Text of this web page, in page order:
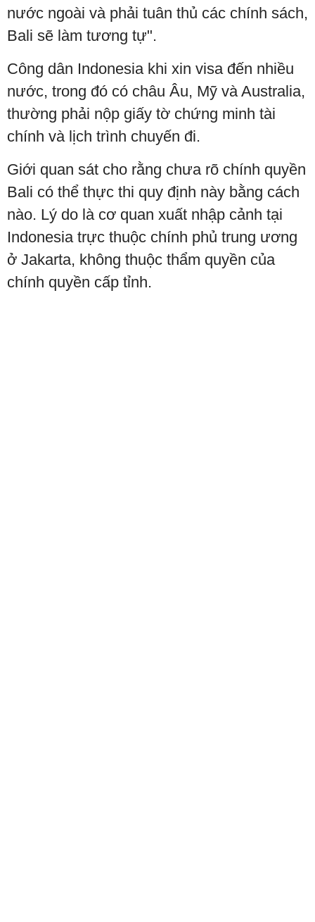
nước ngoài và phải tuân thủ các chính sách,
Bali sẽ làm tương tự".
Công dân Indonesia khi xin visa đến nhiều
nước, trong đó có châu Âu, Mỹ và Australia,
thường phải nộp giấy tờ chứng minh tài
chính và lịch trình chuyến đi.
Giới quan sát cho rằng chưa rõ chính quyền
Bali có thể thực thi quy định này bằng cách
nào. Lý do là cơ quan xuất nhập cảnh tại
Indonesia trực thuộc chính phủ trung ương
ở Jakarta, không thuộc thẩm quyền của
chính quyền cấp tỉnh.